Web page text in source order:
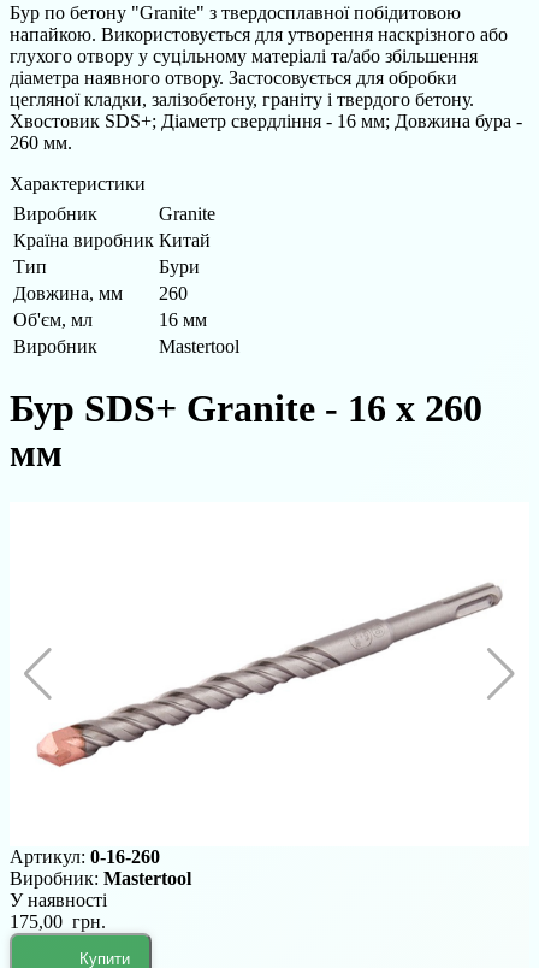
Бур по бетону "Granite" з твердосплавної побідитовою
напайкою. Використовується для утворення наскрізного або
глухого отвору у суцільному матеріалі та/або збільшення
діаметра наявного отвору. Застосовується для обробки
цегляної кладки, залізобетону, граніту і твердого бетону.
Хвостовик SDS+; Діаметр свердління - 16 мм; Довжина бура -
260 мм.
Характеристики
Виробник
Granite
Країна виробник Китай
Тип
Бури
Довжина, мм
260
Об'єм, мл
16 мм
Виробник
Mastertool
Бур SDS+ Granite - 16 х 260
мм
Артикул: 0-16-260
Виробник: Mastertool
У наявності
175,00 грн.
Купити